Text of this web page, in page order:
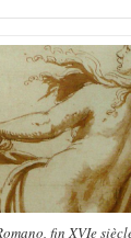
fin XVIe